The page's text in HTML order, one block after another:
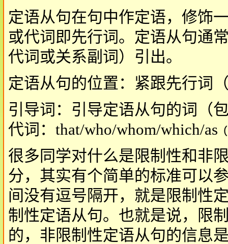
定语从句在句中作定语，修饰
或代词即先行词。定语从句通
代词或关系副词）引出。
定语从句的位置：紧跟先行词
引导词：引导定语从句的词（
代词：that/who/whom/which/
很多同学对什么是限制性和非
分，其实有个简单的标准可以
间没有逗号隔开，就是限制性
制性定语从句。也就是说，限
的，非限制性定语从句的信息